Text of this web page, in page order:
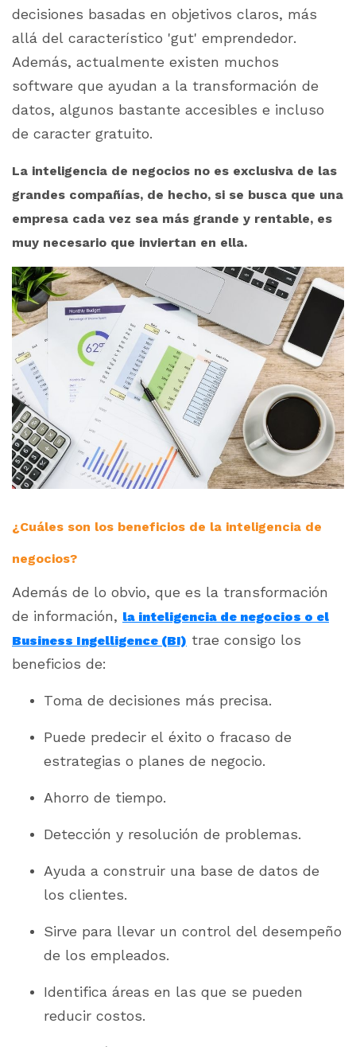
decisiones basadas en objetivos claros, más
allá del característico 'gut' emprendedor.
Además, actualmente existen muchos
software que ayudan a la transformación de
datos, algunos bastante accesibles e incluso
de caracter gratuito.
La inteligencia de negocios no es exclusiva de las
grandes compañías, de hecho, si se busca que una
empresa cada vez sea más grande y rentable, es
muy necesario que inviertan en ella.
¿Cuáles son los beneficios de la inteligencia de
negocios?
Además de lo obvio, que es la transformación
de información, la inteligencia de negocios o el
Business Ingelligence (BI) trae consigo los
beneficios de:
Toma de decisiones más precisa.
Puede predecir el éxito o fracaso de
estrategias o planes de negocio.
Ahorro de tiempo.
Detección y resolución de problemas.
Ayuda a construir una base de datos de
los clientes.
Sirve para llevar un control del desempeño
de los empleados.
Identifica áreas en las que se pueden
reducir costos.